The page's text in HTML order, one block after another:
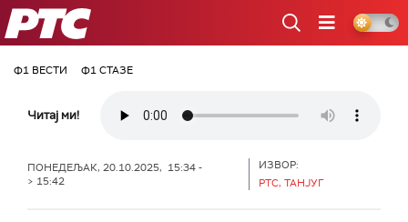
РТС
Ф1 ВЕСТИ Ф1 СТАЗЕ
Читај ми!
ПОНЕДЕЉАК, 20.10.2025, 15:34 -
> 15:42
ИЗВОР:
РТС, ТАНЈУГ